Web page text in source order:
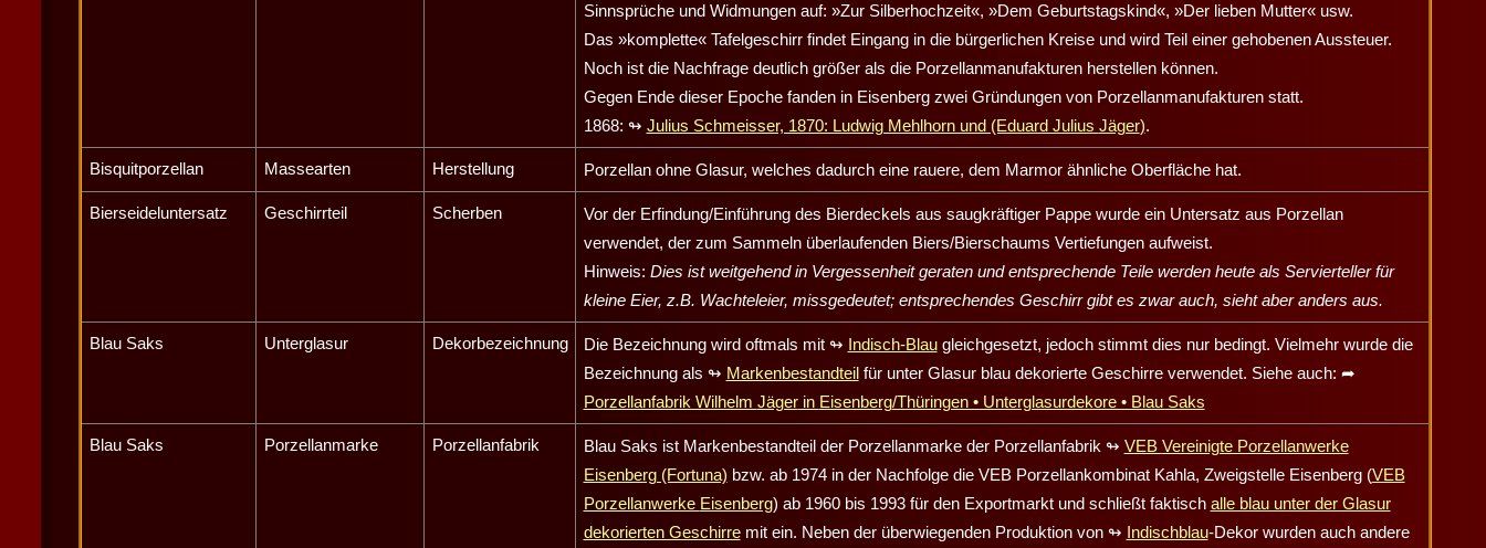
Sinnsprüche und Widmungen auf: »Zur Silberhochzeit«, »Dem Geburtstagskind«, »Der lieben Mutter« usw.
Das »komplette« Tafelgeschirr findet Eingang in die bürgerlichen Kreise und wird Teil einer gehobenen Aussteuer.
Noch ist die Nachfrage deutlich größer als die Porzellanmanufakturen herstellen können.
Gegen Ende dieser Epoche fanden in Eisenbergzwei Gründungen von Porzellanmanufakturen statt.
1868: ↬ Julius Schmeisser, 1870: Ludwig Mehlhorn und (Eduard Julius Jäger).
Bisquitporzellan Massearten Herstellung Porzellan ohne Glasur, welches dadurch eine rauere, dem Marmor ähnliche Oberfläche hat.
Bierseideluntersatz Geschirrteil Scherben
Vor der Erfindung/Einführung des Bierdeckels aus saugkräftiger Pappe wurde ein Untersatz aus Porzellan
verwendet, der zum Sammeln überlaufenden Biers/Bierschaums Vertiefungen aufweist.
Hinweis: Dies ist weitgehend in Vergessenheit geraten und entsprechende Teile werden heute als Servierteller für
kleine Eier, z.B. Wachteleier, missgedeutet; entsprechendes Geschirr gibt es zwar auch, sieht aber anders aus.
Blau Saks Unterglasur Dekorbezeichnung Die Bezeichnung wird oftmals mit ↬ Indisch-Blaugleichgesetzt, jedoch stimmt dies nur bedingt. Vielmehr wurde die
Bezeichnung als ↬ Markenbestandteilfür unter Glasur blau dekorierte Geschirre verwendet. Siehe auch: ➦
Porzellanfabrik Wilhelm Jägerin Eisenberg/Thüringen • Unterglasurdekore • Blau Saks
Blau Saks Porzellanmarke Porzellanfabrik Blau Saks ist Markenbestandteil der Porzellanmarke der Porzellanfabrik ↬ VEB Vereinigte Porzellanwerke
Eisenberg (Fortuna) bzw. ab 1974 in der Nachfolge die VEB Porzellankombinat Kahla, Zweigstelle Eisenberg(VEB
Porzellanwerke Eisenberg) ab 1960 bis 1993 für den Exportmarkt und schließt faktisch alle blau unter der Glasur
dekorierten Geschirremit ein. Neben der überwiegenden Produktion von ↬ Indischblau-Dekor wurden auch andere